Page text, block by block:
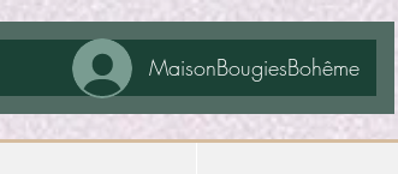
MaisonBougiesBohême